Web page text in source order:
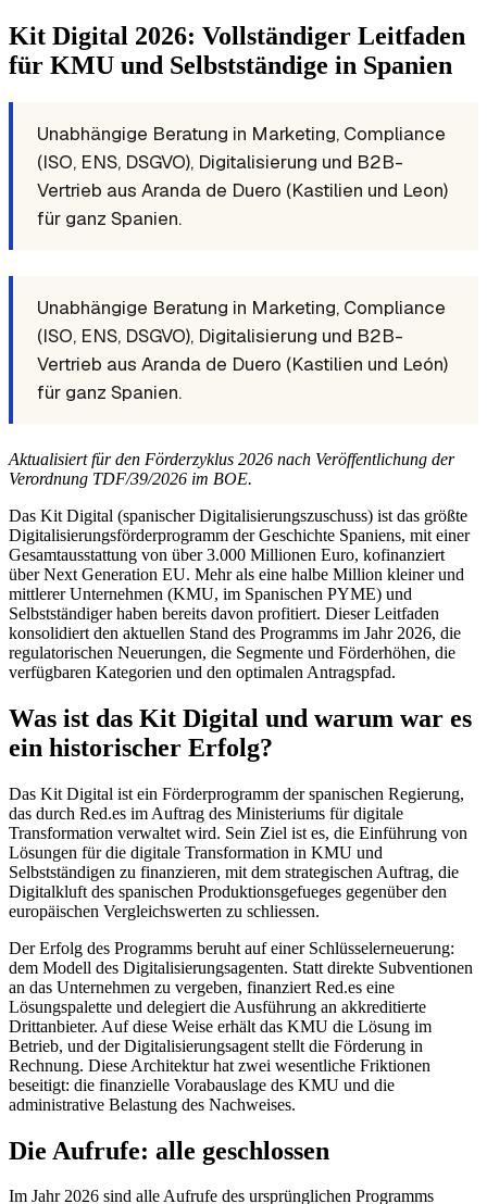
Kit Digital 2026: Vollständiger Leitfaden
für KMU und Selbstständige in Spanien
Unabhängige Beratung in Marketing, Compliance
(ISO, ENS, DSGVO), Digitalisierung und B2B-
Vertrieb aus Aranda de Duero (Kastilien und Leon)
für ganz Spanien.
Unabhängige Beratung in Marketing, Compliance
(ISO, ENS, DSGVO), Digitalisierung und B2B-
Vertrieb aus Aranda de Duero (Kastilien und León)
für ganz Spanien.
Aktualisiert für den Förderzyklus 2026 nach Veröffentlichung der
Verordnung TDF/39/2026 im BOE.
Das Kit Digital (spanischer Digitalisierungszuschuss) ist das größte
Digitalisierungsförderprogramm der Geschichte Spaniens, mit einer
Gesamtausstattung von über 3.000 Millionen Euro, kofinanziert
über Next Generation EU. Mehr als eine halbe Million kleiner und
mittlerer Unternehmen (KMU, im Spanischen PYME) und
Selbstständiger haben bereits davon profitiert. Dieser Leitfaden
konsolidiert den aktuellen Stand des Programms im Jahr 2026, die
regulatorischen Neuerungen, die Segmente und Förderhöhen, die
verfügbaren Kategorien und den optimalen Antragspfad.
Was ist das Kit Digital und warum war es
ein historischer Erfolg?
Das Kit Digital ist ein Förderprogramm der spanischen Regierung,
das durch Red.es im Auftrag des Ministeriums für digitale
Transformation verwaltet wird. Sein Ziel ist es, die Einführung von
Lösungen für die digitale Transformation in KMU und
Selbstständigen zu finanzieren, mit dem strategischen Auftrag, die
Digitalkluft des spanischen Produktionsgefueges gegenüber den
europäischen Vergleichswerten zu schliessen.
Der Erfolg des Programms beruht auf einer Schlüsselerneuerung:
dem Modell des Digitalisierungsagenten. Statt direkte Subventionen
an das Unternehmen zu vergeben, finanziert Red.es eine
Lösungspalette und delegiert die Ausführung an akkreditierte
Drittanbieter. Auf diese Weise erhält das KMU die Lösung im
Betrieb, und der Digitalisierungsagent stellt die Förderung in
Rechnung. Diese Architektur hat zwei wesentliche Friktionen
beseitigt: die finanzielle Vorabauslage des KMU und die
administrative Belastung des Nachweises.
Die Aufrufe: alle geschlossen
Im Jahr 2026 sind alle Aufrufe des ursprünglichen Programms